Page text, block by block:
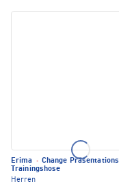
Erima · Change Präsentations
Trainingshose
Herren